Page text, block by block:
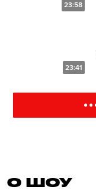
23:58
23:41
О ШОУ